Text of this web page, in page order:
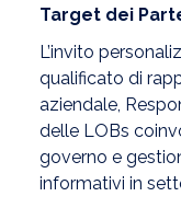
Target dei
L’invito
qualificato di
aziendale,
delle LOBs
governo e
informativi in